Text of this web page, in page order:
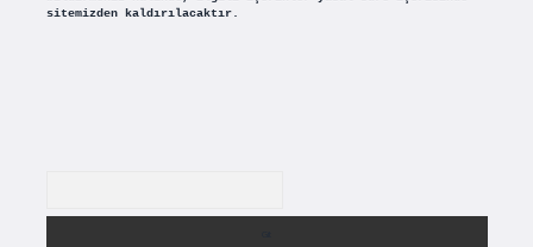
sitemizden kaldırılacaktır.